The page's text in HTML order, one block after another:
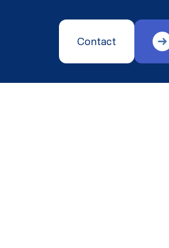
Contact